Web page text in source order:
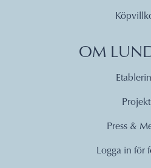
OM
Projekt
Press &
Logga in för